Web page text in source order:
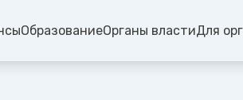
ОбразованиеОрганы властиДля